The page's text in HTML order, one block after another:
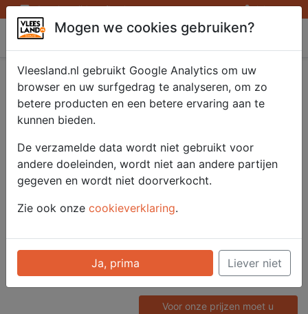
Openingstijden afhaalpunten Inloggen
Vleesland
Braz. Runder
Contrafilet ca.1000
gr.D.V.
52945
Categorie
Saté/ Barbecue - Grote delen
Barbecue
Voor onze prijzen moet u
Mogen we cookies gebruiken?
Vleesland.nl gebruikt Google Analytics om uw
browser en uw surfgedrag te analyseren, om zo
betere producten en een betere ervaring aan te
kunnen bieden.
De verzamelde data wordt niet gebruikt voor
andere doeleinden, wordt niet aan andere partijen
gegeven en wordt niet doorverkocht.
Zie ook onze cookieverklaring.
Ja, prima Liever niet